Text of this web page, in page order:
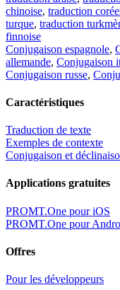
chinoise, traduction
turque, traduction
finnoise
Conjugaison espagnole,
allemande, Conjugaison
Conjugaison russe,
Caractéristiques
Traduction de texte
Exemples de contexte
Conjugaison et
Applications gratuites
PROMT.One pour iOS
PROMT.One pour
Offres
Pour les développeurs